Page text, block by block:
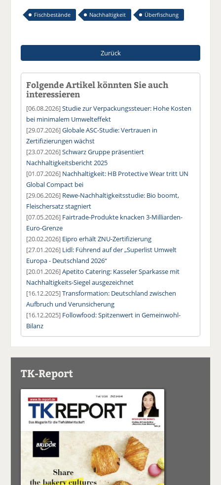
Fischbestände Nachhaltigkeit Überfischung
Zurück
Folgende Artikel könnten Sie auch
interessieren
[06.08.2026]Studie zur Verpackungssteuer: Hohe Kosten
bei minimalem Umwelteffekt
[29.07.2026]Globale ASC-Studie: Vertrauen in
Zertifizierungen wächst
[23.07.2026]Schwarz Gruppe präsentiert
Nachhaltigkeitsbericht 2025
[01.07.2026] Nachhaltigkeit: HB Protective Wear tritt UN
Global Compact bei
[29.06.2026] Rewe-Nachhaltigkeitsstudie: Bio boomt,
Fleischersatz stagniert
[07.05.2026] Fairtrade-Produkte knacken 3-Milliarden-
Euro-Grenze
[20.02.2026] Eipro erhält ZNU-Zertifizierung
[27.01.2026] Lidl: Führend auf der „Superlist Umwelt
Europa - Deutschland 2026“
[20.01.2026]Apetito Catering: Kasseler Sparkasse mit
Nachhaltigkeits-Siegel ausgezeichnet
[16.12.2025]Transformation: Deutschland zwischen
Aufbruch und Verunsicherung
[16.12.2025] Followfood: Spitzenwert in Gemeinwohl-
Bilanz
TK-Report